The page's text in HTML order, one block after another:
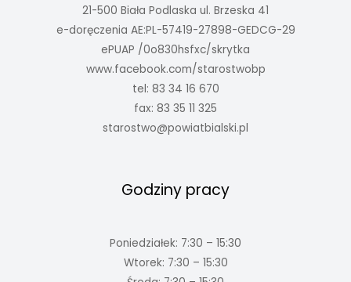
21-500 Biała Podlaska ul. Brzeska 41
e-doręczenia AE:PL-57419-27898-GEDCG-29
ePUAP /0o830hsfxc/skrytka
www.facebook.com/starostwobp
tel: 83 34 16 670
fax: 83 35 11 325
starostwo@powiatbialski.pl
Godziny pracy
Poniedziałek: 7:30 – 15:30
Wtorek: 7:30 – 15:30